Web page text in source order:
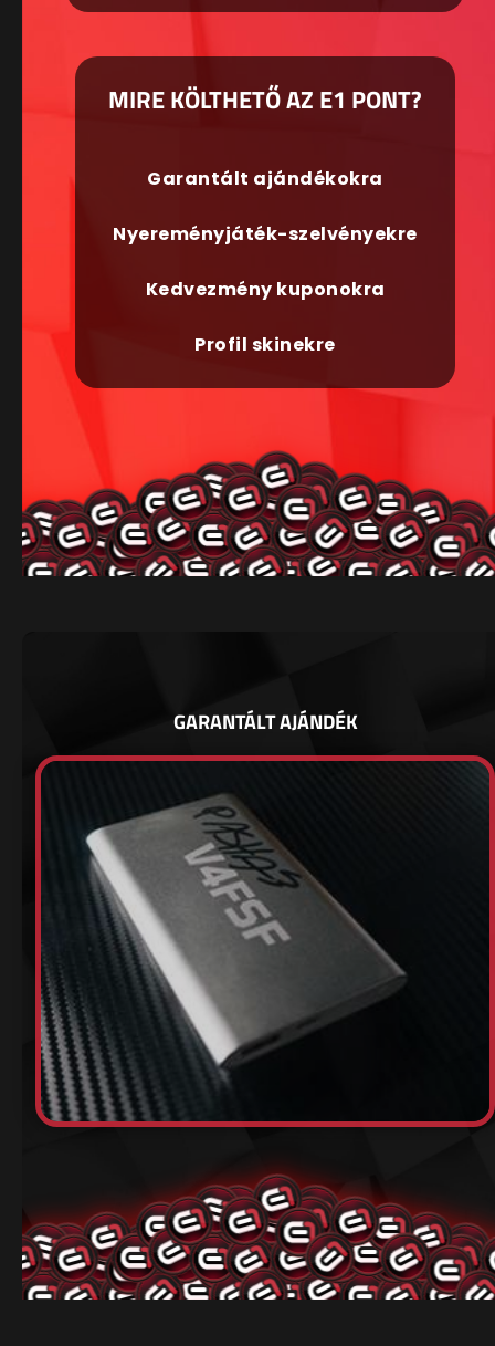
MIRE KÖLTHETŐ AZ E1 PONT?
Garantált ajándékokra
Nyereményjáték-szelvényekre
Kedvezmény kuponokra
Profil skinekre
GARANTÁLT AJÁNDÉK